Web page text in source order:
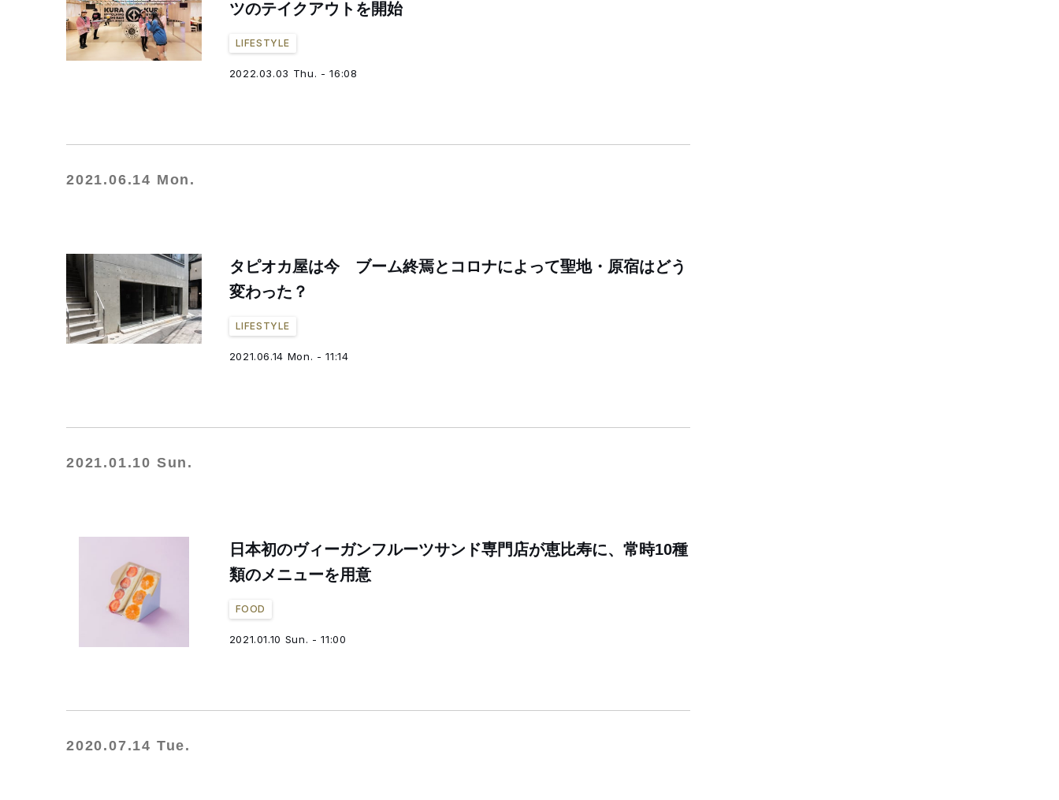
ツのテイクアウトを開始
LIFESTYLE
2022.03.03 Thu. - 16:08
2021.06.14 Mon.
タピオカ屋は今 ブーム終焉とコロナによって聖地・原宿はどう
変わった？
LIFESTYLE
2021.06.14 Mon. - 11:14
2021.01.10 Sun.
日本初のヴィーガンフルーツサンド専門店が恵比寿に、常時10種
類のメニューを用意
FOOD
2021.01.10 Sun. - 11:00
2020.07.14 Tue.